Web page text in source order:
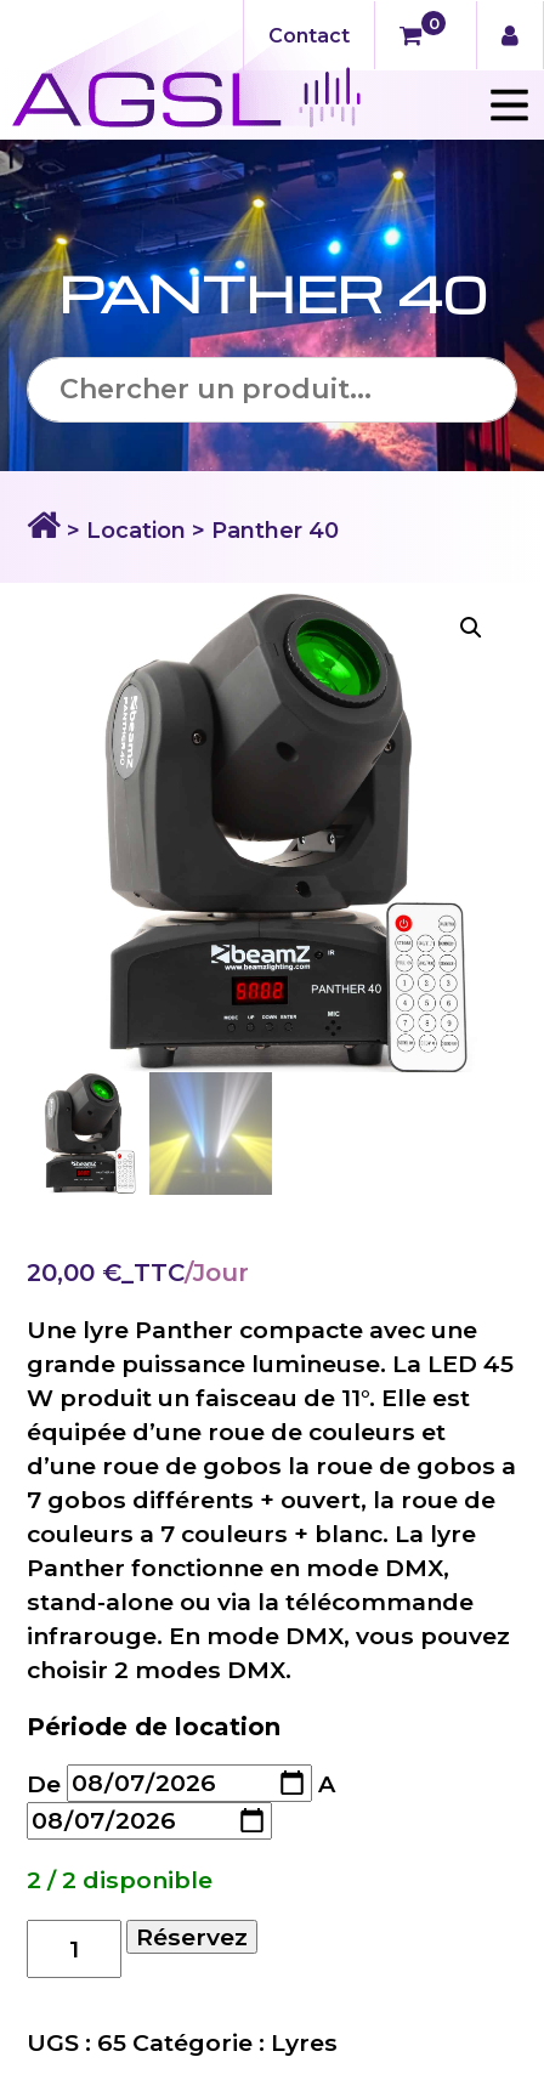
Contact
0
PANTHER 40
> Location > Panther 40
20,00 €_TTC
Une lyre Panther compacte avec une
grande puissance lumineuse. La LED 45
W produit un faisceau de 11°. Elle est
équipée d’une roue de couleurs et
d’une roue de gobos la roue de gobos a
7 gobos différents + ouvert, la roue de
couleurs a 7 couleurs + blanc. La lyre
Panther fonctionne en mode DMX,
stand-alone ou via la télécommande
infrarouge. En mode DMX, vous pouvez
choisir 2 modes DMX.
Période de location
De
A
2 / 2 disponible
quantité
de
40
Réservez
UGS : 65 Catégorie : Lyres